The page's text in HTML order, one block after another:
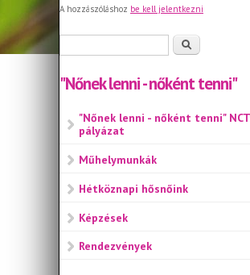
A hozzászóláshoz be kell jelentkezni
Keresés
"Nőnek lenni - nőként tenni"
"Nőnek lenni - nőként tenni"
pályázat
Műhelymunkák
Hétköznapi hősnőink
Képzések
Rendezvények